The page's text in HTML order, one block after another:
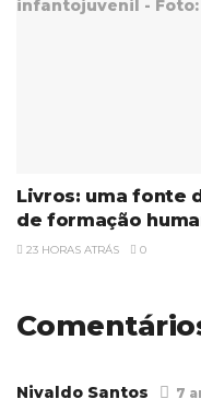
Livros: uma fonte
de formação
23 HORAS ATRÁS 0
Nivaldo Santos 7